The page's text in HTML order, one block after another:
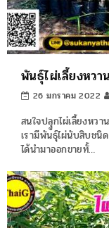
พันธุ์ไผ่เลี้ยงหว
26 มกราคม 2022
สนใจปลุูกไผ่เลี้ยงหว
เรามีพันธุ์ไผ่นับสิบชนิ
ได้นำมาออกขายทั้…